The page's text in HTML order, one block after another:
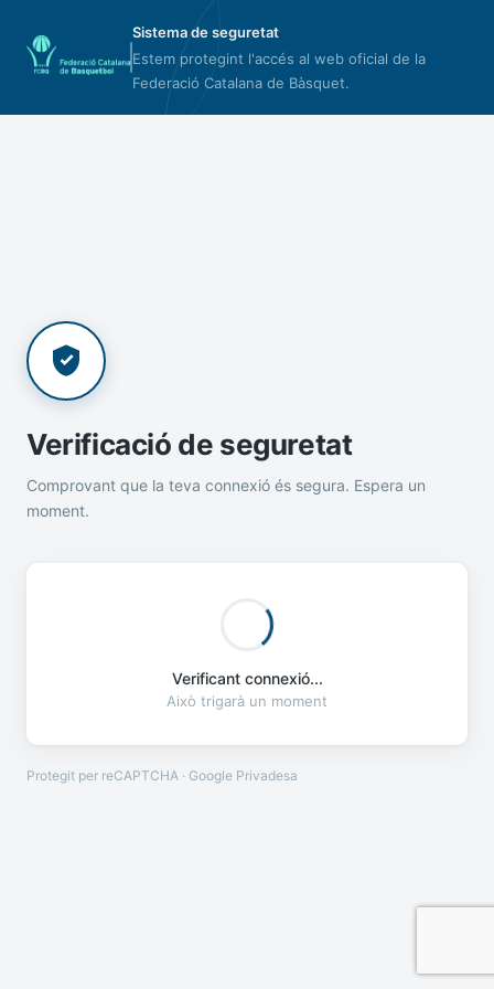
Sistema de seguretat
Estem protegint l'accés al web oficial de la
Federació Catalana de Bàsquet.
Verificació de seguretat
Comprovant que la teva connexió és segura. Espera un
moment.
Verificant connexió...
Això trigarà un moment
Protegit per reCAPTCHA · Google Privadesa